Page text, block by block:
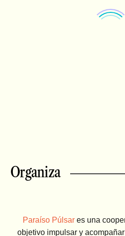
A lo largo del curso 2025-2026
Organiza
Paraíso Púlsares una
objetivo impulsar y